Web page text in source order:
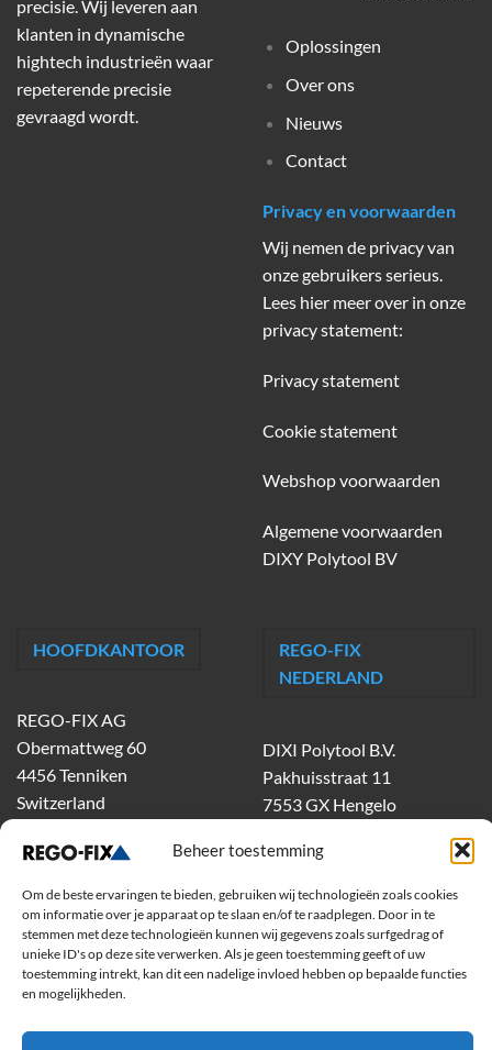
Beheer toestemming
Om de beste ervaringen te bieden, gebruiken wij technologieën zoals cookies
om informatie over je apparaat op te slaan en/of te raadplegen. Door in te
stemmen met deze technologieën kunnen wij gegevens zoals surfgedrag of
unieke ID's op deze site verwerken. Als je geen toestemming geeft of uw
toestemming intrekt, kan dit een nadelige invloed hebben op bepaalde functies
en mogelijkheden.
precisie. Wij leveren aan
klanten in dynamische
hightech industrieën waar
repeterende precisie
gevraagd wordt.
Oplossingen
Over ons
Nieuws
Contact
Privacy en voorwaarden
Wij nemen de privacy van
onze gebruikers serieus.
Lees hier meer over in onze
privacy statement:
Privacy statement
Cookie statement
Webshop voorwaarden
Algemene voorwaarden
DIXY Polytool BV
HOOFDKANTOOR
REGO-FIX AG
Obermattweg 60
4456 Tenniken
Switzerland
REGO-FIX
NEDERLAND
DIXI Polytool B.V.
Pakhuisstraat 11
7553 GX Hengelo
dixiholland@dixi.com
www.dixipolytool.com
Volg ons op Youtube
Volg ons op Linkedin